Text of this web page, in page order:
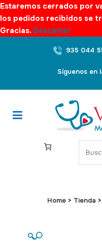
Estaremos cerrados por
los pedidos recibidos se
Gracias. Descartar
935 044
Síguenos en
S
e
Home > Tienda >
🔍